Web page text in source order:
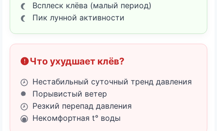
Всплеск клёва (малый период)
Пик лунной активности
Что ухудшает клёв?
Нестабильный суточный тренд давления
Порывистый ветер
Резкий перепад давления
Некомфортная t° воды